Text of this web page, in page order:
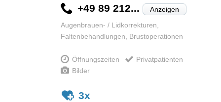
+49 89 212... Anzeigen
Augenbrauen- / Lidkorrekturen,
Faltenbehandlungen, Brustoperationen
Öffnungszeiten
Privatpatienten
Bilder
3x